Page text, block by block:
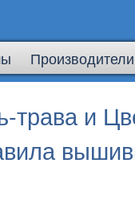
Производители
трава и